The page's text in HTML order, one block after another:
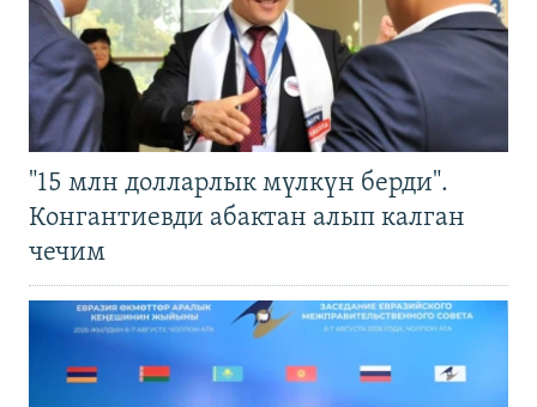
"15 млн долларлык мүлкүн берди".
Конгантиевди абактан алып калган
чечим